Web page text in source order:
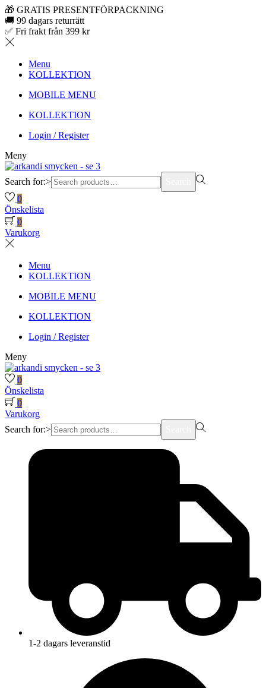
🎁 GRATIS PRESENTFÖRPACKNING
🚚 99 dagars returrätt
✅ Fri frakt från 399 kr
Menu
KOLLEKTION
MOBILE MENU
KOLLEKTION
Login / Register
Meny
Search for:>
0
Önskelista
0
Varukorg
Menu
KOLLEKTION
MOBILE MENU
KOLLEKTION
Login / Register
Meny
0
Önskelista
0
Varukorg
Search for:>
1-2 dagars leveranstid